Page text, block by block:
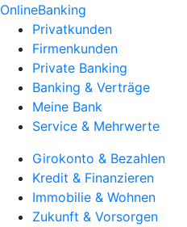
OnlineBanking
Privatkunden
Firmenkunden
Private Banking
Banking & Verträge
Meine Bank
Service & Mehrwerte
Girokonto & Bezahlen
Kredit & Finanzieren
Immobilie & Wohnen
Zukunft & Vorsorgen